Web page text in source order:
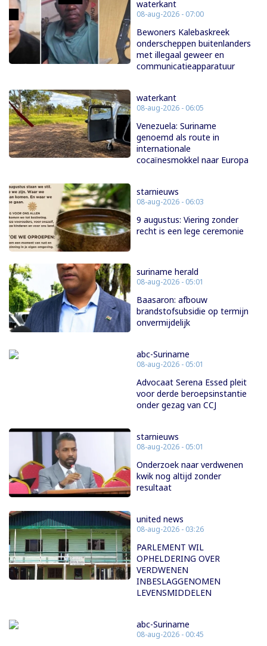
waterkant
08-aug-2026 - 07:00
Bewoners Kalebaskreek
onderscheppen buitenlanders
met illegaal geweer en
communicatieapparatuur
waterkant
08-aug-2026 - 06:05
Venezuela: Suriname
genoemd als route in
internationale
cocaïnesmokkel naar Europa
starnieuws
08-aug-2026 - 06:03
9 augustus: Viering zonder
recht is een lege ceremonie
suriname herald
08-aug-2026 - 05:01
Baasaron: afbouw
brandstofsubsidie op termijn
onvermijdelijk
abc-Suriname
08-aug-2026 - 05:01
Advocaat Serena Essed pleit
voor derde beroepsinstantie
onder gezag van CCJ
starnieuws
08-aug-2026 - 05:01
Onderzoek naar verdwenen
kwik nog altijd zonder
resultaat
united news
08-aug-2026 - 03:26
PARLEMENT WIL
OPHELDERING OVER
VERDWENEN
INBESLAGGENOMEN
LEVENSMIDDELEN
abc-Suriname
08-aug-2026 - 00:45